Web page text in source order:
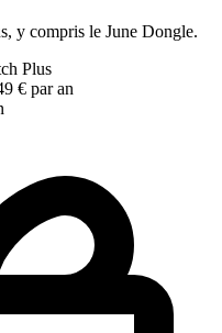
y compris le June Dongle.
Plus
€ par an